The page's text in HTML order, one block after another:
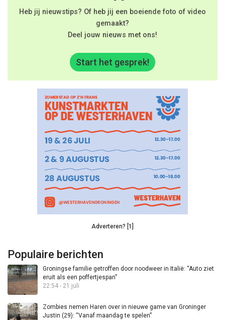
Heb jij nieuwstips? Of heb jij een boeiende foto of video
gemaakt?
Deel jouw nieuws met ons!
Start het gesprek!
Adverteren? [1]
Populaire berichten
Groningse familie getroffen door noodweer in Italië: “Auto ziet
eruit als een poffertjespan”
22:54 - 21 juli
Zombies nemen Haren over in nieuwe game van Groninger
Justin (29): “Vanaf maandag te spelen”